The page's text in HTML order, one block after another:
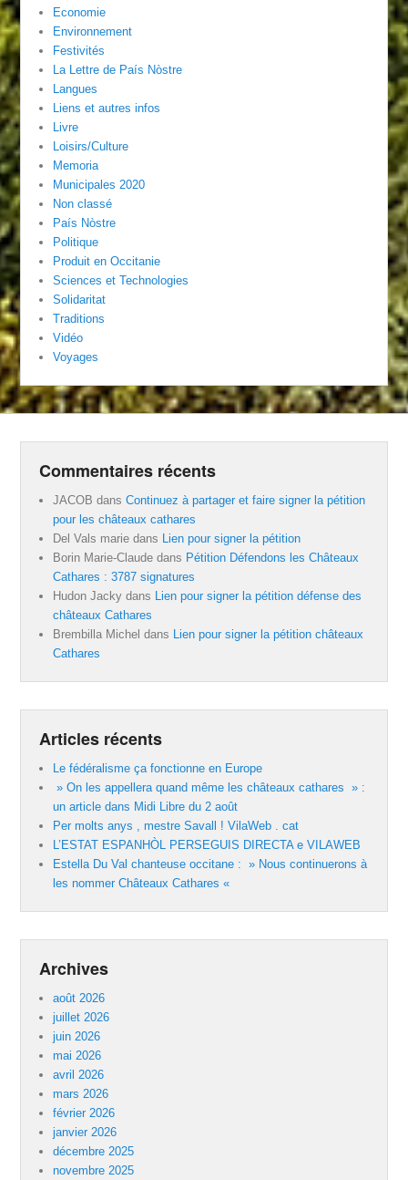
Economie
Environnement
Festivités
La Lettre de País Nòstre
Langues
Liens et autres infos
Livre
Loisirs/Culture
Memoria
Municipales 2020
Non classé
País Nòstre
Politique
Produit en Occitanie
Sciences et Technologies
Solidaritat
Traditions
Vidéo
Voyages
Commentaires récents
JACOB dansContinuez à partager et faire signer la pétition
pour les châteaux cathares
Del Vals marie dans Lien pour signer la pétition
Borin Marie-Claude dans Pétition Défendons les Châteaux
Cathares : 3787 signatures
Hudon Jacky dans Lien pour signer la pétition défense des
châteaux Cathares
Brembilla Michel dans Lien pour signer la pétition châteaux
Cathares
Articles récents
Le fédéralisme ça fonctionne en Europe
» On les appellera quand même les châteaux cathares » :
un article dans Midi Libre du 2 août
Per molts anys , mestre Savall ! VilaWeb . cat
L’ESTAT ESPANHÒL PERSEGUIS DIRECTA e VILAWEB
Estella Du Val chanteuse occitane : » Nous continuerons à
les nommer Châteaux Cathares «
Archives
août 2026
juillet 2026
juin 2026
mai 2026
avril 2026
mars 2026
février 2026
janvier 2026
décembre 2025
novembre 2025